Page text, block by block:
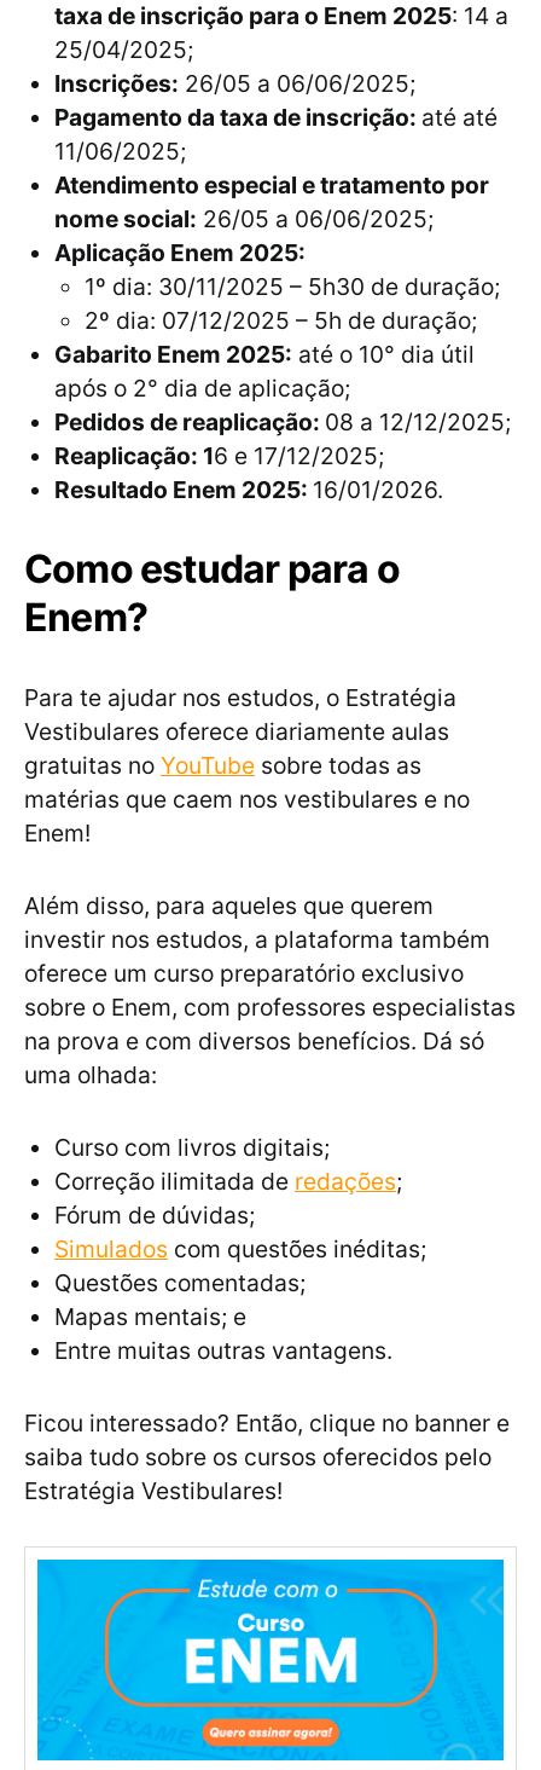
taxa de inscrição para o Enem 2025: 14 a
25/04/2025;
Inscrições: 26/05 a 06/06/2025;
Pagamento da taxa de inscrição: até até
11/06/2025;
Atendimento especial e tratamento por
nome social: 26/05 a 06/06/2025;
Aplicação Enem 2025:
1º dia: 30/11/2025 – 5h30 de duração;
2º dia: 07/12/2025 – 5h de duração;
Gabarito Enem 2025: até o 10° dia útil
após o 2° dia de aplicação;
Pedidos de reaplicação: 08 a 12/12/2025;
Reaplicação: 16 e 17/12/2025;
Resultado Enem 2025: 16/01/2026.
Como estudar para o
Enem?
Para te ajudar nos estudos, o Estratégia
Vestibulares oferece diariamente aulas
gratuitas no YouTube sobre todas as
matérias que caem nos vestibulares e no
Enem!
Além disso, para aqueles que querem
investir nos estudos, a plataforma também
oferece um curso preparatório exclusivo
sobre o Enem, com professores especialistas
na prova e com diversos benefícios. Dá só
uma olhada:
Curso com livros digitais;
Correção ilimitada de redações;
Fórum de dúvidas;
Simulados com questões inéditas;
Questões comentadas;
Mapas mentais; e
Entre muitas outras vantagens.
Ficou interessado? Então, clique no banner e
saiba tudo sobre os cursos oferecidos pelo
Estratégia Vestibulares!